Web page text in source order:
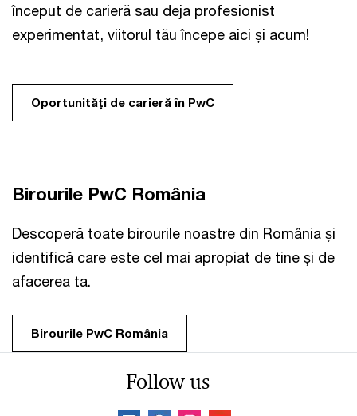
început de carieră sau deja profesionist
experimentat, viitorul tău începe aici și acum!
Oportunităţi de carieră în PwC
Birourile PwC România
Descoperă toate birourile noastre din România și
identifică care este cel mai apropiat de tine și de
afacerea ta.
Birourile PwC România
Follow us